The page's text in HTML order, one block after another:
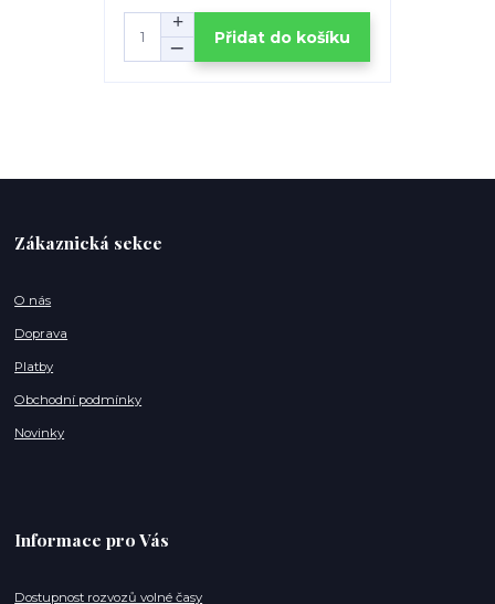
Přidat do košíku
Zákaznická sekce
O nás
Doprava
Platby
Obchodní podmínky
Novinky
Informace pro Vás
Dostupnost rozvozů volné časy